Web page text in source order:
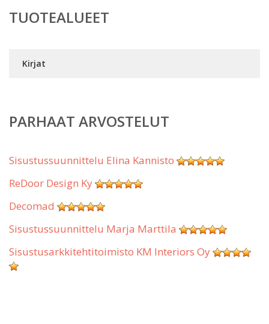
TUOTEALUEET
Kirjat
PARHAAT ARVOSTELUT
Sisustussuunnittelu Elina Kannisto
ReDoor Design Ky
Decomad
Sisustussuunnittelu Marja Marttila
Sisustusarkkitehtitoimisto KM Interiors Oy